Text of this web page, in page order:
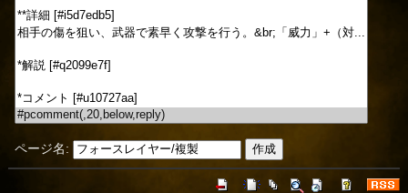
ページ名: